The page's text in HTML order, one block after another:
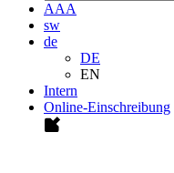
AAA
sw
de
DE
EN
Intern
Online-Einschreibung